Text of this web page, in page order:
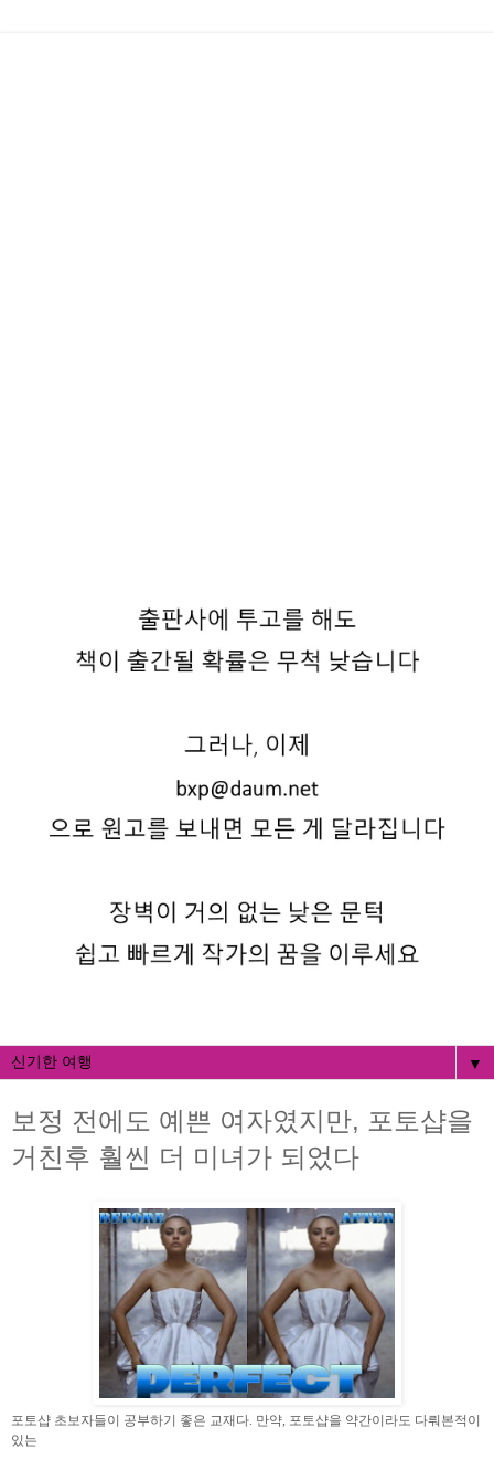
▼
보정 전에도 예쁜 여자였지만, 포토샵을
거친후 훨씬 더 미녀가 되었다
포토샵 초보자들이 공부하기 좋은 교재다. 만약, 포토샵을 약간이라도 다뤄본적이
있는